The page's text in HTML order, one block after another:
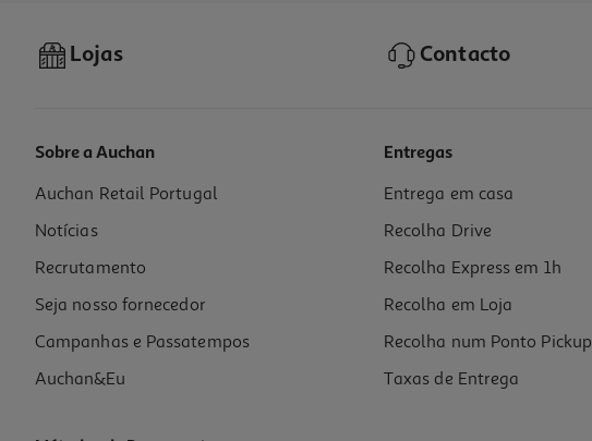
Smartwatch Xiaomi Watch S4 Black 41mm
129.99 €/un
129,99 €
Lojas Contacto
Sobre a Auchan
Auchan Retail Portugal
Notícias
Recrutamento
Seja nosso fornecedor
Campanhas e Passatempos
Auchan&Eu
Entregas
Entrega em casa
Recolha Drive
Recolha Express em 1h
Recolha em Loja
Recolha num Ponto Pickup
Taxas de Entrega